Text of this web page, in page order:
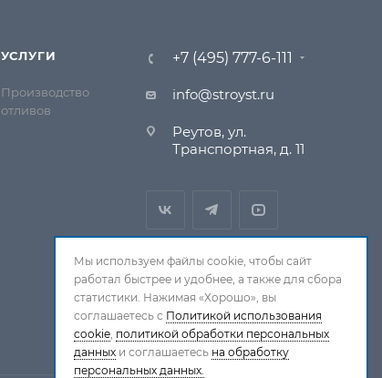
УСЛУГИ
Производство
отливов
+7 (495) 777-6-111
info@stroyst.ru
Реутов, ул.
Транспортная, д. 11
Мы используем файлы cookie, чтобы сайт
работал быстрее и удобнее, а также для сбора
статистики. Нажимая «Хорошо», вы
соглашаетесь с Политикой использования
cookie, политикой обработки персональных
данных и соглашаетесь на обработку
персональных данных.